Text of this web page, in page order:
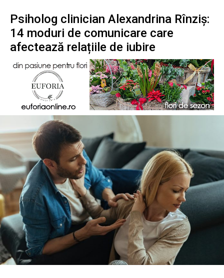
Psiholog clinician Alexandrina Rînziș:
14 moduri de comunicare care
afectează relațiile de iubire